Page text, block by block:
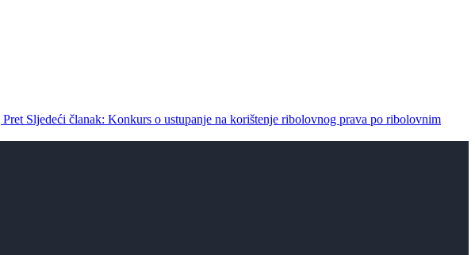
Pret Sljedeći članak: Konkurs o ustupanje na korištenje ribolovnog prava po ribolovnim